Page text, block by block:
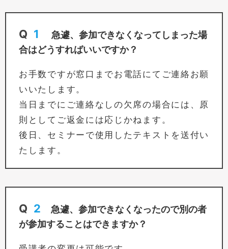
Q 1
急遽、参加できなくなってしまった場
合はどうすればいいですか？
お手数ですが窓口までお電話にてご連絡お願
いいたします。
当日までにご連絡なしの欠席の場合には、原
則としてご返金には応じかねます。
後日、セミナーで使用したテキストを送付い
たします。
Q 2
急遽、参加できなくなったので別の者
が参加することはできますか？